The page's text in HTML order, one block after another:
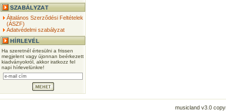
Általános Szerződési Feltételek
(ÁSZF)
Adatvédelmi szabályzat
Ha szeretnél értesülni a frissen
megjelent vagy újonnan beérkezett
kiadványokról, akkor iratkozz fel
napi hírlevelünkre!
musicland v3.0